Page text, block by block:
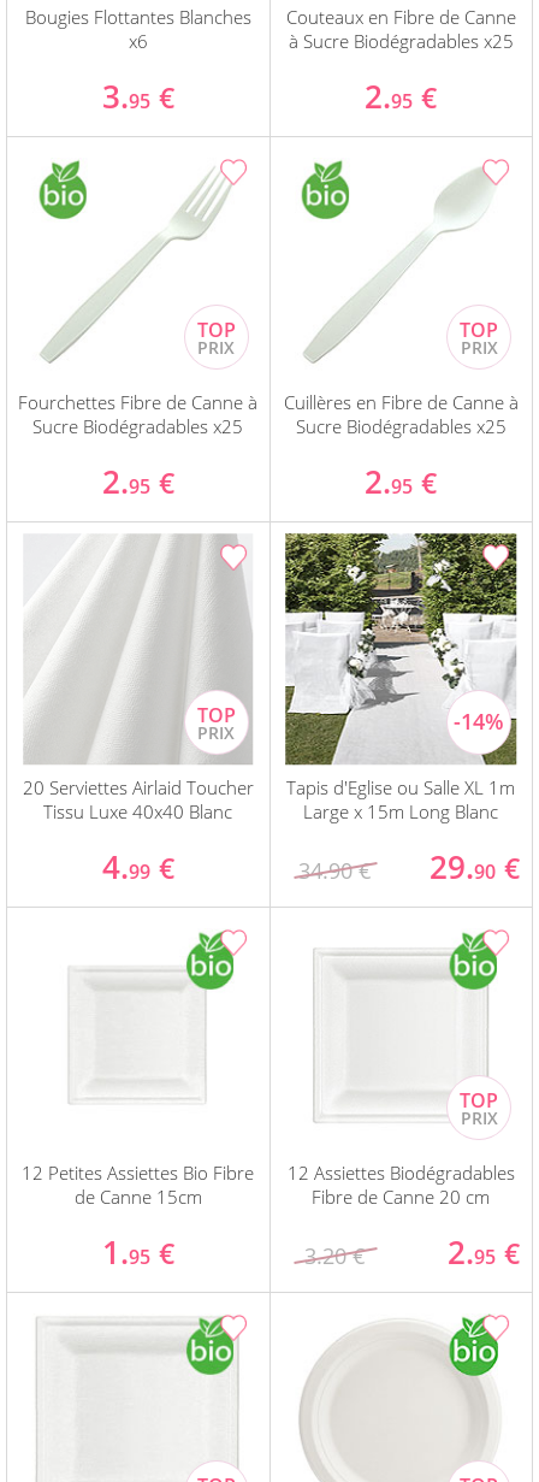
Bougies Flottantes Blanches
x6
3.95 €
Couteaux en Fibre de Canne
à Sucre Biodégradables x25
2.95 €
Fourchettes Fibre de Canne à
Sucre Biodégradables x25
2.95 €
Cuillères en Fibre de Canne à
Sucre Biodégradables x25
2.95 €
20 Serviettes Airlaid Toucher
Tissu Luxe 40x40 Blanc
4.99 €
Tapis d'Eglise ou Salle XL 1m
Large x 15m Long Blanc
34.90 € 29.90 €
12 Petites Assiettes Bio Fibre
de Canne 15cm
1.95 €
12 Assiettes Biodégradables
Fibre de Canne 20 cm
3.20 € 2.95 €